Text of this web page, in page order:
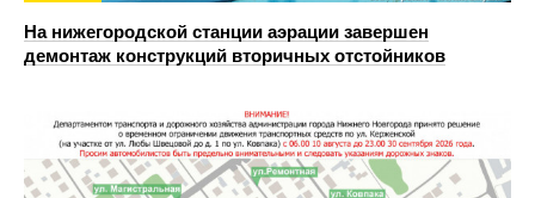
На нижегородской станции аэрации завершен
демонтаж конструкций вторичных отстойников